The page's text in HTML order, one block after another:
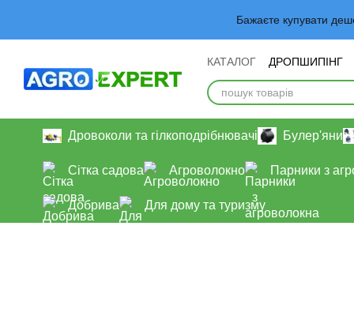
Бажаєте купувати
КАТАЛОГ
ДРОПШИПІНГ
Обмін та повернення
Дровоколи та гілкоподрібнювачі Булер'яни
Сітка садова Агроволокно Парники з
Добрива Для дому та туризму